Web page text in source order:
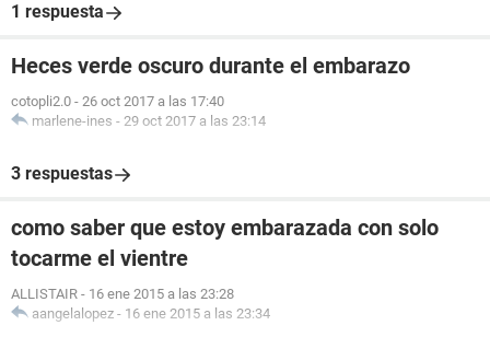
1 respuesta
Heces verde oscuro durante el embarazo
cotopli2.0 - 26 oct 2017 a las 17:40
marlene-ines - 29 oct 2017 a las 23:14
3 respuestas
como saber que estoy embarazada con solo
tocarme el vientre
ALLISTAIR - 16 ene 2015 a las 23:28
aangelalopez - 16 ene 2015 a las 23:34